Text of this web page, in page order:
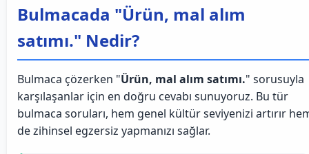
Bulmacada "Ürün, mal alım
satımı." Nedir?
Bulmaca çözerken "Ürün, mal alım satımı." sorusuyla
karşılaşanlar için en doğru cevabı sunuyoruz. Bu tür
bulmaca soruları, hem genel kültür seviyenizi artırır
de zihinsel egzersiz yapmanızı sağlar.